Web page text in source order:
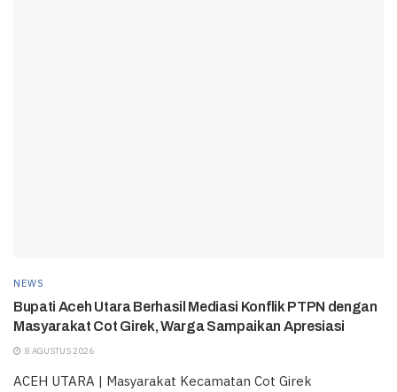
NEWS
Bupati Aceh Utara Berhasil Mediasi Konflik PTPN dengan
Masyarakat Cot Girek, Warga Sampaikan Apresiasi
8 AGUSTUS 2026
ACEH UTARA | Masyarakat Kecamatan Cot Girek